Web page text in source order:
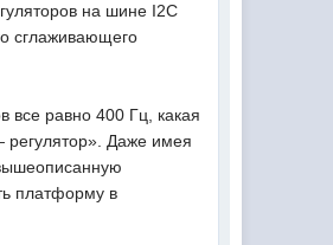
на шине I2C
сглаживающего
все равно 400 Гц, какая
регулятор». Даже имея
платформу в